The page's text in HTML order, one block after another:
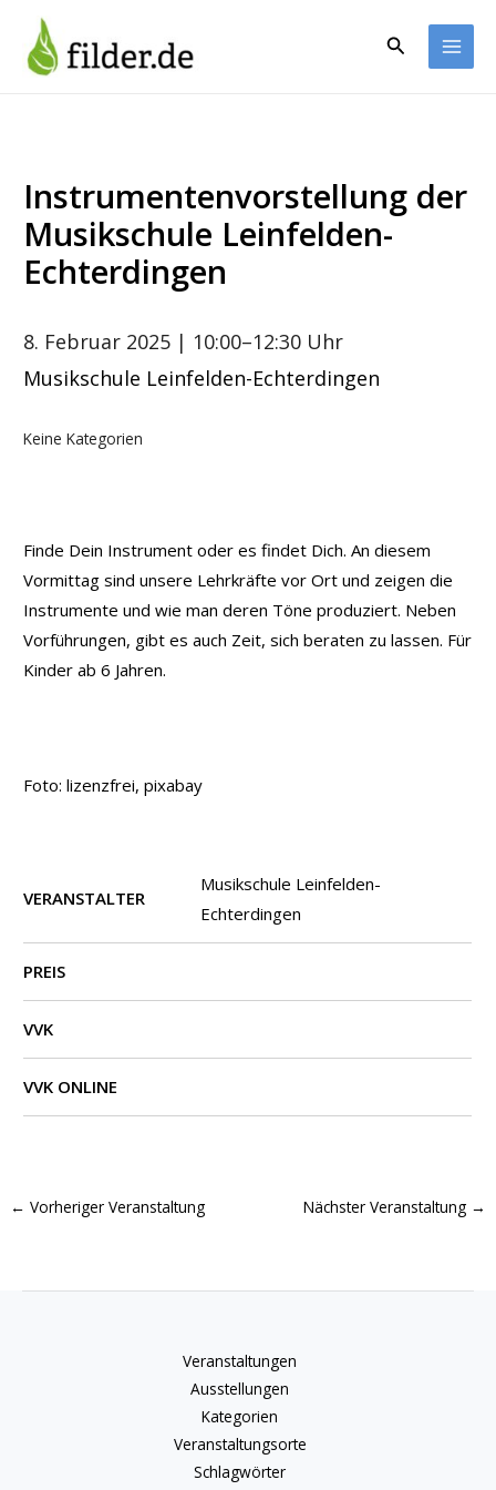
Inhalt
springen
Suchen
Instrumentenvorstellung der
Musikschule Leinfelden-
Echterdingen
8. Februar 2025 | 10:00–12:30 Uhr
Musikschule Leinfelden-Echterdingen
Keine Kategorien
Finde Dein Instrument oder es findet Dich. An diesem
Vormittag sind unsere Lehrkräfte vor Ort und zeigen die
Instrumente und wie man deren Töne produziert. Neben
Vorführungen, gibt es auch Zeit, sich beraten zu lassen. Für
Kinder ab 6 Jahren.
Foto: lizenzfrei, pixabay
VERANSTALTER
Musikschule Leinfelden-
Echterdingen
PREIS
VVK
VVK ONLINE
← Vorheriger Veranstaltung Nächster Veranstaltung →
Veranstaltungen
Ausstellungen
Kategorien
Veranstaltungsorte
Schlagwörter